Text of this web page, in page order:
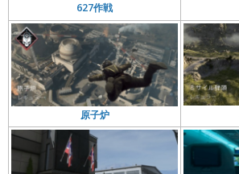
627作戦
原子炉